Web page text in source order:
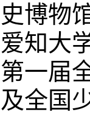
博物
知大
一届
全国